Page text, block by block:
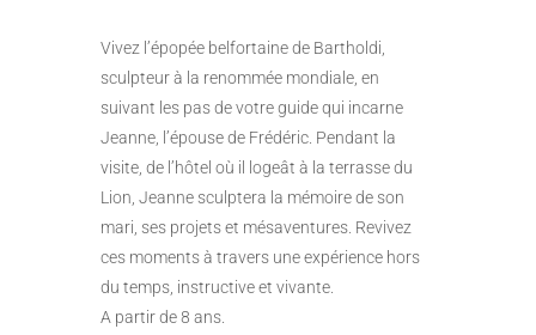
Vivez l’épopée belfortaine de Bartholdi,
sculpteur à la renommée mondiale, en
suivant les pas de votre guide qui incarne
Jeanne, l’épouse de Frédéric. Pendant la
visite, de l’hôtel où il logeât à la terrasse du
Lion, Jeanne sculptera la mémoire de son
mari, ses projets et mésaventures. Revivez
ces moments à travers une expérience hors
du temps, instructive et vivante.
A partir de 8 ans.